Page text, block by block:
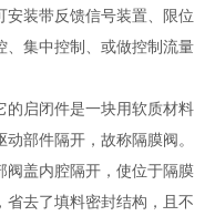
安装带反馈信号装置、限位
、集中控制、或做控制流量
启闭件是一块用软质材料
部件隔开，故称隔膜阀。
阀盖内腔隔开，使位于隔膜
省去了填料密封结构，且不